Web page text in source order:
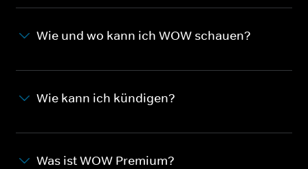
Wie und wo kann ich WOW schauen?
Wie kann ich kündigen?
Was ist WOW Premium?